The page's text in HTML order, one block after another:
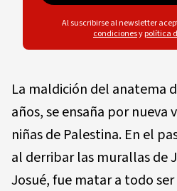
Al suscribirse al newsletter
condicionesypolítica
La maldición del anatema
años, se ensaña por nueva
niñas de Palestina. En el
al derribar las murallas de
Josué, fue matar a todo